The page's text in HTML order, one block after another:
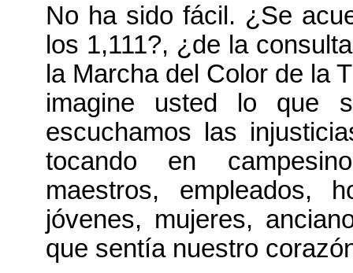
No ha sido fácil. ¿Se
los 1,111?, ¿de la
la Marcha del Color de la
imagine usted lo que
escuchamos las
tocando en
maestros, empleados,
jóvenes, mujeres,
que sentía nuestro